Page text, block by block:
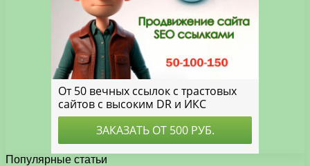
Популярные статьи